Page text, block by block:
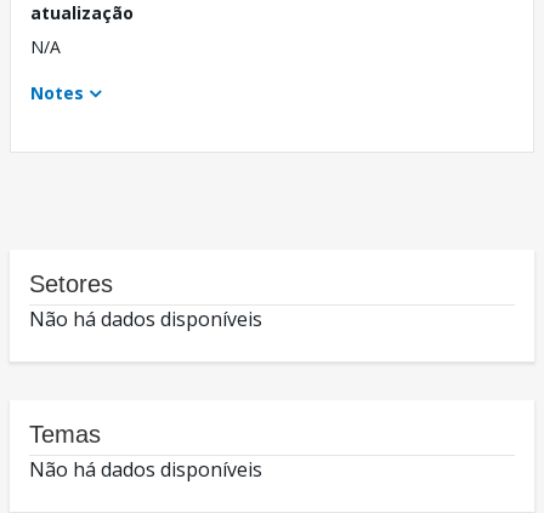
atualização
N/A
Notes
Setores
Não há dados disponíveis
Temas
Não há dados disponíveis